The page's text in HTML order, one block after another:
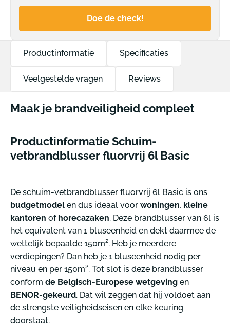
Doe de check!
Productinformatie Specificaties
Veelgestelde vragen Reviews
Maak je brandveiligheid compleet
Productinformatie Schuim-
vetbrandblusser fluorvrij 6l Basic
De schuim-vetbrandblusser fluorvrij 6l Basic is ons
budgetmodel en dus ideaal voor woningen, kleine
kantoren ofhorecazaken. Deze brandblusser van 6l is
het equivalent van 1 bluseenheid en dekt daarmee de
wettelijk bepaalde 150m². Heb je meerdere
verdiepingen? Dan heb je 1 bluseenheid nodig per
niveau en per 150m². Tot slot is deze brandblusser
conform de Belgisch-Europese wetgeving en
BENOR-gekeurd. Dat wil zeggen dat hij voldoet aan
de strengste veiligheidseisen en elke keuring
doorstaat.